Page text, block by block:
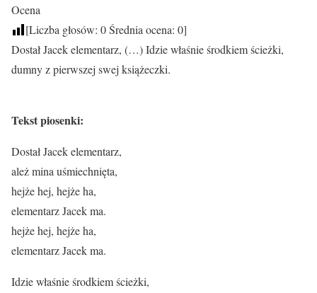
Ocena
[Liczba głosów: 0Średnia ocena: 0]
Dostał Jacek elementarz, (…) Idzie właśnie środkiem ścieżki,
dumny z pierwszej swej książeczki.
Tekst piosenki:
Dostał Jacek elementarz,
ależ mina uśmiechnięta,
hejże hej, hejże ha,
elementarz Jacek ma.
hejże hej, hejże ha,
elementarz Jacek ma.
Idzie właśnie środkiem ścieżki,